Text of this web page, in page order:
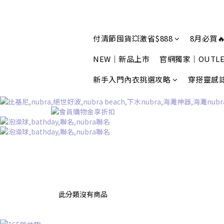
付清節囤貨💥激省$888
8月必買
NEW｜新品上市
官網獨家｜
新手入門內衣挑選攻略
穿搭靈感
此分類沒有商品